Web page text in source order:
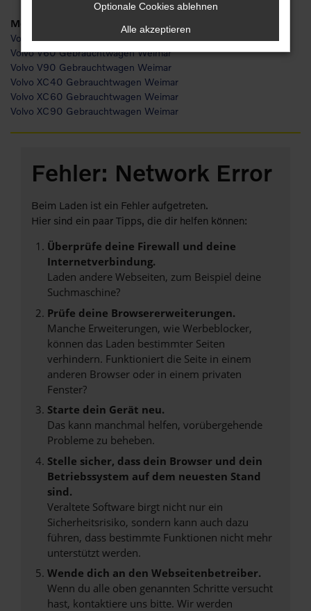
Modelle
Volvo S60 Gebrauchtwagen Weimar
Volvo V60 Gebrauchtwagen Weimar
Volvo V90 Gebrauchtwagen Weimar
Volvo XC40 Gebrauchtwagen Weimar
Volvo XC60 Gebrauchtwagen Weimar
Volvo XC90 Gebrauchtwagen Weimar
Fehler: Network Error
Beim Laden ist ein Fehler aufgetreten.
Hier sind ein paar Tipps, die dir helfen können:
Überprüfe deine Firewall und deine
Internetverbindung.
Laden andere Webseiten, zum Beispiel deine
Suchmaschine?
Prüfe deine Browsererweiterungen.
Manche Erweiterungen, wie Werbeblocker,
können das Laden bestimmter Seiten
verhindern. Funktioniert die Seite in einem
anderen Browser oder in einem privaten
Fenster?
Starte dein Gerät neu.
Das kann manchmal helfen, vorübergehende
Probleme zu beheben.
Stelle sicher, dass dein Browser und dein
Betriebssystem auf dem neuesten Stand
sind.
Veraltete Software birgt nicht nur ein
Sicherheitsrisiko, sondern kann auch dazu
führen, dass bestimmte Funktionen nicht mehr
unterstützt werden.
Wende dich an den Webseitenbetreiber.
Wenn du alle oben genannten Schritte versucht
hast, kontaktiere uns bitte. Wir werden
Optionale Cookies ablehnen
Alle akzeptieren